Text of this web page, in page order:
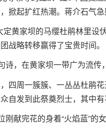
掀起扩红热潮。蒋介石气
黄家坝的马缨杜鹃林里
战略转移赢得了宝贵时间。
诗，在黄家坝一带广为流传
四周一簇簇、一丛丛杜鹃
自发到此祭奠烈士，其中有
献完花的身着“火焰蓝”的